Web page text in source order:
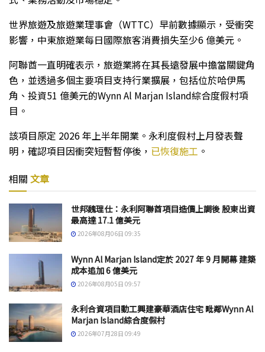
世界旅遊及旅遊業理事會（WTTC）早前數據顯示，受衝突
影響，中東旅遊業每日國際旅客消費損失至少6 億美元。
阿聯酋一直明確表示，旅遊業將在其長遠發展中擔當關鍵角
色，並透過多個主要項目支持行業擴展，包括位於哈伊馬
角、投資51 億美元的Wynn Al Marjan Island綜合度假村項
目。
該項目原定 2026 年上半年開業。永利度假村上月發表聲
明，確認項目因衝突短暫暫停後， 已恢復施工 。
相關 文章
世邦魏理仕：永利阿聯酋項目造價上調後 股東出資
最高達 17.1 億美元
2026年08月06日 09:35
Wynn Al Marjan Island定於 2027 年 9 月開幕 建築
成本追加 6 億美元
2026年08月05日 09:57
永利合資項目動工興建豪華酒店住宅 毗鄰Wynn Al
Marjan Island綜合度假村
2026年07月28日 09:49